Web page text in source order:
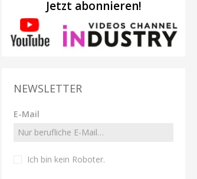
Jetzt abonnieren!
NEWSLETTER
E-Mail
Ich bin kein Roboter.